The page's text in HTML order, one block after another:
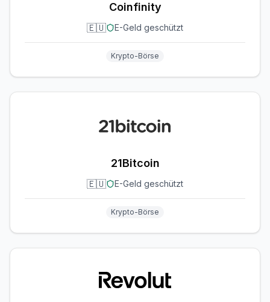
Coinfinity
🇪🇺 E-Geld geschützt
Krypto-Börse
21Bitcoin
🇪🇺 E-Geld geschützt
Krypto-Börse